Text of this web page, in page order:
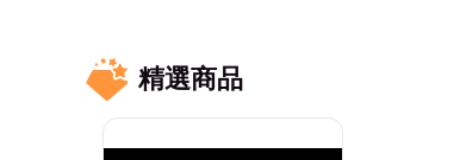
1. 下標後備貨３－４天，約６－８天送抵門市
訂單量多等假期節日以外會晚些，謝謝您的
3. 無店面，無面交
精選商品